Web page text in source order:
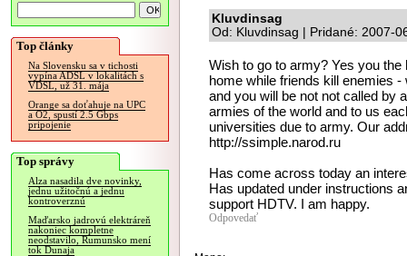
Top články
Na Slovensku sa v tichosti
vypína ADSL v lokalitách s
VDSL, už 31. mája
Orange sa doťahuje na UPC
a O2, spustí 2.5 Gbps
pripojenie
Top správy
Alza nasadila dve novinky,
jednu užitočnú a jednu
kontroverznú
Maďarsko jadrovú elektráreň
nakoniec kompletne
neodstavilo, Rumunsko mení
tok Dunaja
Kluvdinsag
Od: Kluvdinsag | Pridané: 2007-
Wish to go to army? Yes you
home while friends kill enemies
and you will be not not called by
armies of the world and to us
universities due to army. Our
http://ssimple.narod.ru
Has come across today an
Has updated under instructions
support HDTV. I am happy.
Odpovedať